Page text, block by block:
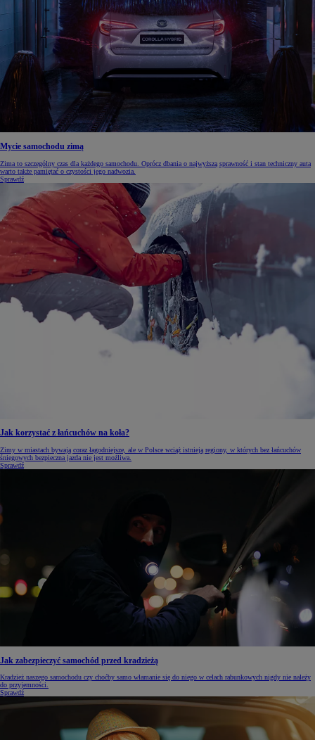
Mycie samochodu zimą
Zima to szczególny czas dla każdego samochodu. Oprócz dbania o najwyższą sprawność i stan techniczny auta
warto także pamiętać o czystości jego nadwozia.
Sprawdź
Jak korzystać z łańcuchów na koła?
Zimy w miastach bywają coraz łagodniejsze, ale w Polsce wciąż istnieją regiony, w których bez łańcuchów
śniegowych bezpieczna jazda nie jest możliwa.
Sprawdź
Jak zabezpieczyć samochód przed kradzieżą
Kradzież naszego samochodu czy choćby samo włamanie się do niego w celach rabunkowych nigdy nie należy
do przyjemności.
Sprawdź